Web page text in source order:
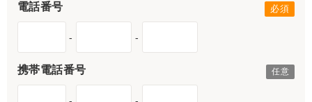
電話番号
- -
携帯電話番号